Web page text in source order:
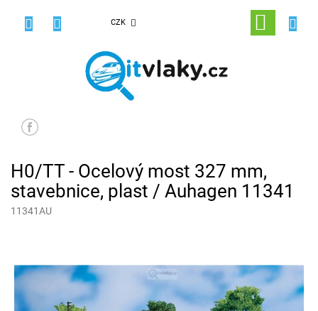
CZK
NÁKUPNÍ
KOŠÍK
H0/TT - Ocelový most 327 mm,
stavebnice, plast / Auhagen 11341
11341AU